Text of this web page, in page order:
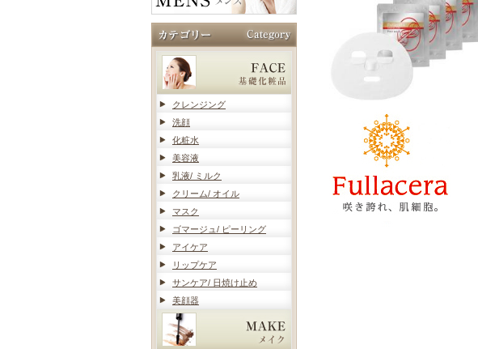
クレンジング
洗顔
化粧水
美容液
乳液/ ミルク
クリーム/ オイル
マスク
ゴマージュ/ ピーリング
アイケア
リップケア
サンケア/ 日焼け止め
美顔器